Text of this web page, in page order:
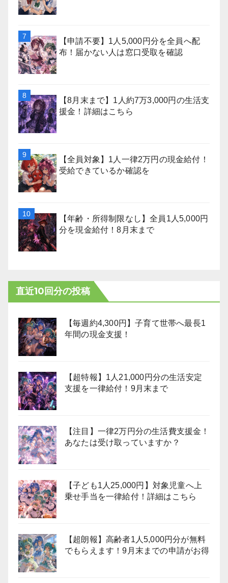
【申請不要】1人5,000円分を全員へ配
布！届かない人は窓口受取を確認
【8月末まで】1人約7万3,000円の生活支
援金！詳細はこちら
【全員対象】1人一律2万円の現金給付！
受給できているか確認を
【年齢・所得制限なし】全員1人5,000円
分を現金給付！8月末まで
直近10回分の投稿
【毎週約4,300円】子育て世帯へ最長1
年間の現金支援！
【超特報】1人21,000円分の生活安定
支援を一律給付！9月末まで
【注目】一律2万円分の生活費支援金！
あなたは受け取っていますか？
【子ども1人25,000円】対象児童へ上
乗せ手当を一律給付！詳細はこちら
【超朗報】高齢者1人5,000円分が無料
でもらえます！9月末までの申請がお得